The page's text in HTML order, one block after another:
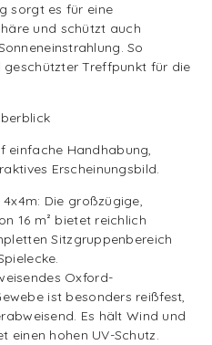
sorgt es für eine
und schützt auch
So
Treffpunkt für die
einfache Handhabung,
Erscheinungsbild.
Die großzügige,
16 m² bietet reichlich
Sitzgruppenbereich
Oxford-
ist besonders reißfest,
Es hält Wind und
einen hohen UV-Schutz.